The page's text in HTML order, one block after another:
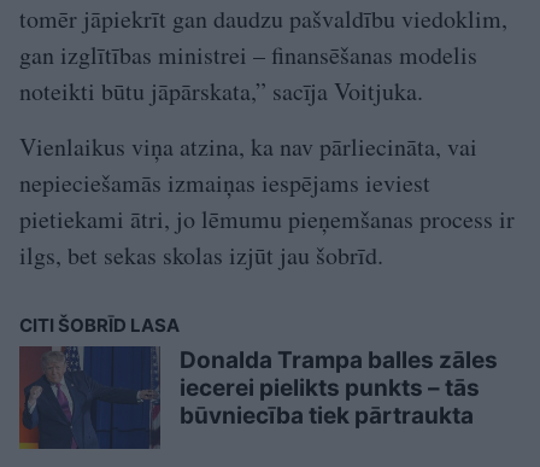
tomēr jāpiekrīt gan daudzu pašvaldību viedoklim,
gan izglītības ministrei – finansēšanas modelis
noteikti būtu jāpārskata,” sacīja Voitjuka.
Vienlaikus viņa atzina, ka nav pārliecināta, vai
nepieciešamās izmaiņas iespējams ieviest
pietiekami ātri, jo lēmumu pieņemšanas process ir
ilgs, bet sekas skolas izjūt jau šobrīd.
CITI ŠOBRĪD LASA
Donalda Trampa balles zāles
iecerei pielikts punkts – tās
būvniecība tiek pārtraukta